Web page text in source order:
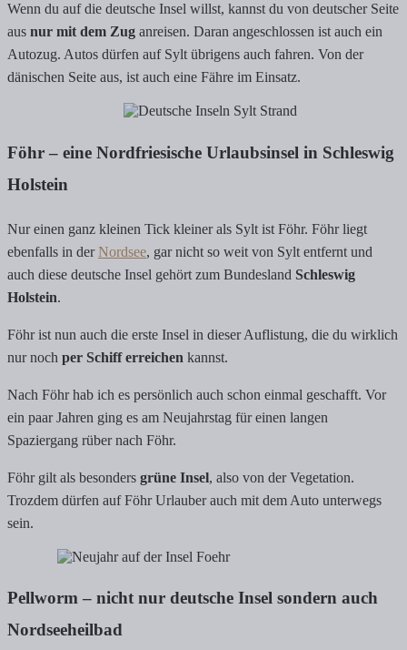
Wenn du auf die deutsche Insel willst, kannst du von deutscher Seite
aus nur mit dem Zug anreisen. Daran angeschlossen ist auch ein
Autozug. Autos dürfen auf Sylt übrigens auch fahren. Von der
dänischen Seite aus, ist auch eine Fähre im Einsatz.
Föhr – eine Nordfriesische Urlaubsinsel in Schleswig
Holstein
Nur einen ganz kleinen Tick kleiner als Sylt ist Föhr. Föhr liegt
ebenfalls in derNordsee, gar nicht so weit von Sylt entfernt und
auch diese deutsche Insel gehört zum Bundesland Schleswig
Holstein.
Föhr ist nun auch die erste Insel in dieser Auflistung, die du wirklich
nur noch per Schiff erreichen kannst.
Nach Föhr hab ich es persönlich auch schon einmal geschafft. Vor
ein paar Jahren ging es am Neujahrstag für einen langen
Spaziergang rüber nach Föhr.
Föhr gilt als besonders grüne Insel, also von der Vegetation.
Trozdem dürfen auf Föhr Urlauber auch mit dem Auto unterwegs
sein.
Pellworm – nicht nur deutsche Insel sondern auch
Nordseeheilbad